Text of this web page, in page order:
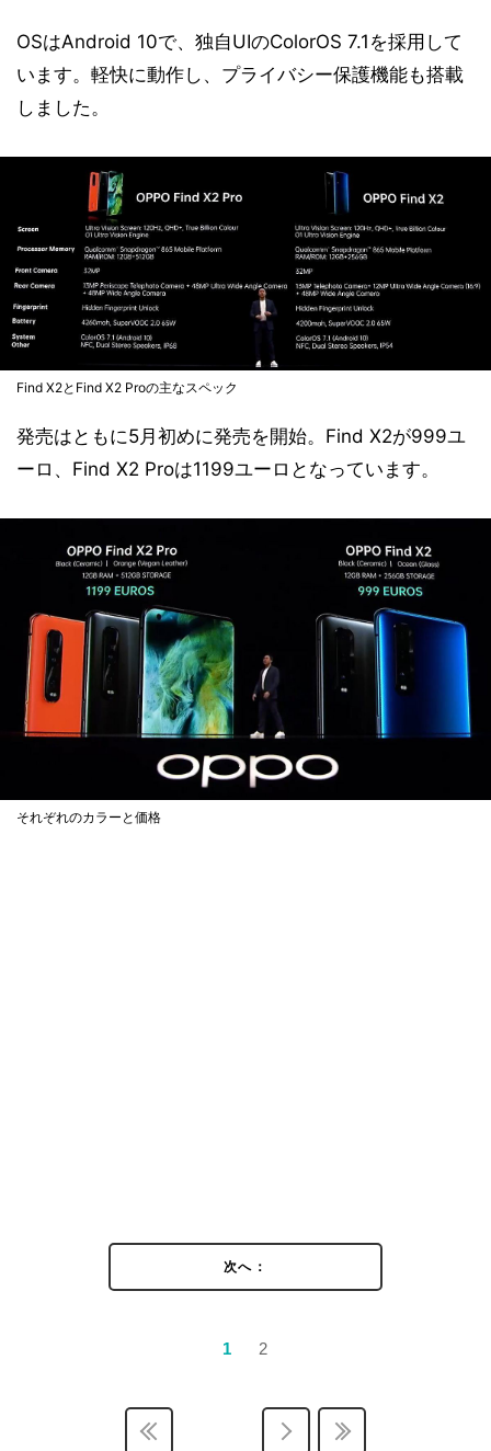
OSはAndroid 10で、独自UIのColorOS 7.1を採用して
います。軽快に動作し、プライバシー保護機能も搭載
しました。
Find X2とFind X2 Proの主なスペック
発売はともに5月初めに発売を開始。Find X2が999ユ
ーロ、Find X2 Proは1199ユーロとなっています。
それぞれのカラーと価格
次へ：
1 2